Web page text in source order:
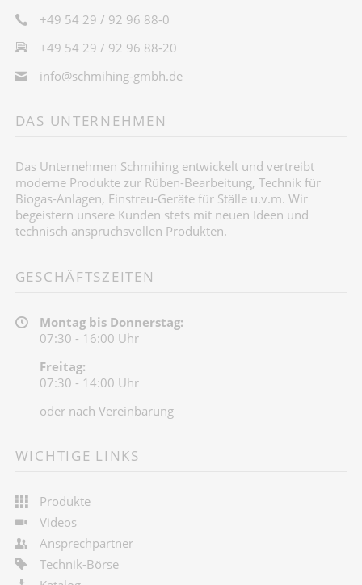
+49 54 29 / 92 96 88-0
+49 54 29 / 92 96 88-20
info@schmihing-gmbh.de
DAS UNTERNEHMEN
Das Unternehmen Schmihing entwickelt und vertreibt
moderne Produkte zur Rüben-Bearbeitung, Technik für
Biogas-Anlagen, Einstreu-Geräte für Ställe u.v.m. Wir
begeistern unsere Kunden stets mit neuen Ideen und
technisch anspruchsvollen Produkten.
GESCHÄFTSZEITEN
Montag bis Donnerstag:
07:30 - 16:00 Uhr
Freitag:
07:30 - 14:00 Uhr
oder nach Vereinbarung
WICHTIGE LINKS
Produkte
Videos
Ansprechpartner
Technik-Börse